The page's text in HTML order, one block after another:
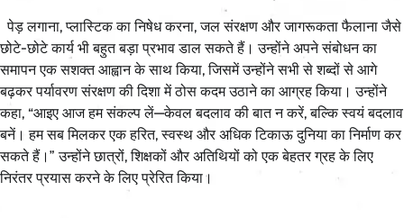
पेड़ लगाना, प्लास्टिक का निषेध करना, जल संरक्षण और जागरूकता फैलाना जैसे
छोटे-छोटे कार्य भी बहुत बड़ा प्रभाव डाल सकते हैं। उन्होंने अपने संबोधन का
समापन एक सशक्त आह्वान के साथ किया, जिसमें उन्होंने सभी से शब्दों से आगे
बढ़कर पर्यावरण संरक्षण की दिशा में ठोस कदम उठाने का आग्रह किया। उन्होंने
कहा, “आइए आज हम संकल्प लें—केवल बदलाव की बात न करें, बल्कि स्वयं बदलाव
बनें। हम सब मिलकर एक हरित, स्वस्थ और अधिक टिकाऊ दुनिया का निर्माण कर
सकते हैं।” उन्होंने छात्रों, शिक्षकों और अतिथियों को एक बेहतर ग्रह के लिए
निरंतर प्रयास करने के लिए प्रेरित किया।